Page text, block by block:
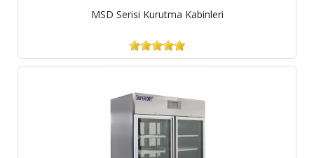
MSD Serisi Kurutma Kabinleri